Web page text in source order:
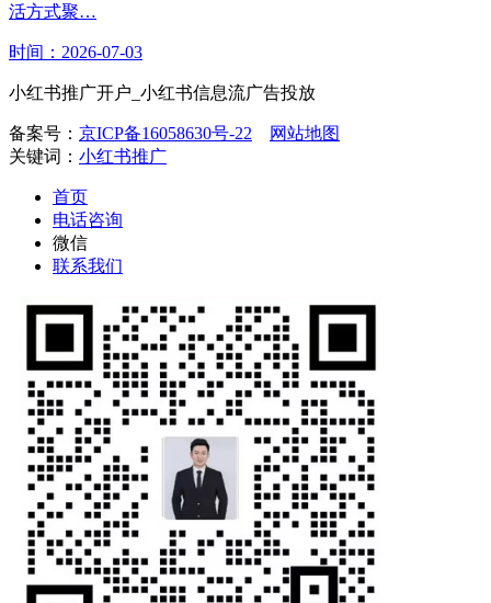
活方式聚…
时间：2026-07-03
小红书推广开户_小红书信息流广告投放
备案号： 京ICP备16058630号-22
网站地图
关键词： 小红书推广
首页
电话咨询
微信
联系我们